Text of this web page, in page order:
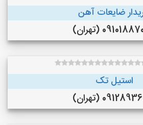
ضایعات آهن
(تهران)
استیل تک
(تهران)